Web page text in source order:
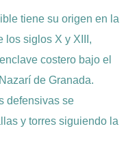
tiene su origen en la
los siglos X y XIII,
costero bajo el
de Granada.
defensivas se
y torres siguiendo la